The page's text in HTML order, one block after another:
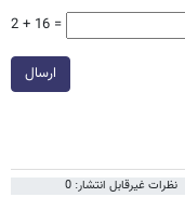
2 + 16 =
ارسال
نظرات غیرقابل انتشار: 0